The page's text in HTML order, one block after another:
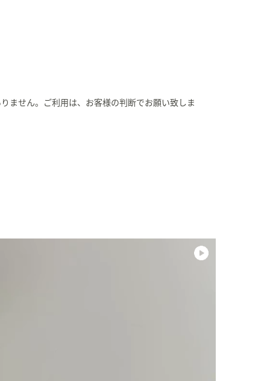
ません。ご利用は、お客様の判断でお願い致しま